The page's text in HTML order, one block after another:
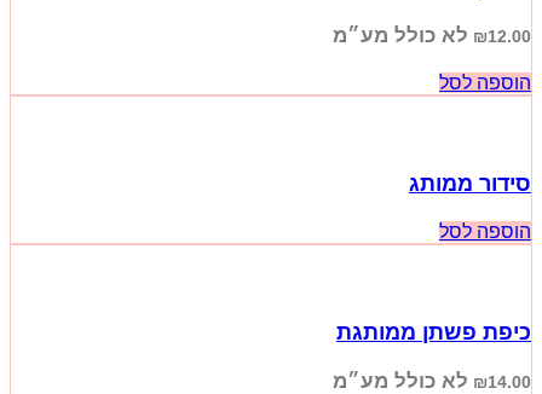
₪12.00 לא כולל מע״מ
הוספה לסל
סידור ממותג
הוספה לסל
כיפת פשתן ממותגת
₪14.00 לא כולל מע״מ